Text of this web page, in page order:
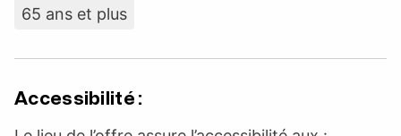
65 ans et plus
Accessibilité :